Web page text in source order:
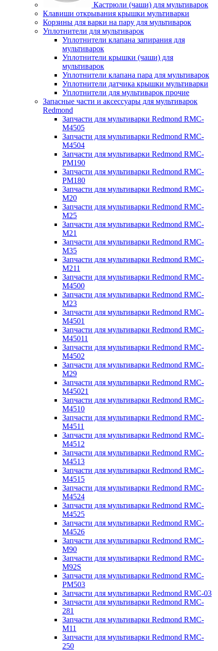
Кастрюли (чаши) для мультиварок
Клавиши открывания крышки мультиварки
Корзины для варки на пару для мультиварок
Уплотнители для мультиварок
Уплотнители клапана запирания для
мультиварок
Уплотнители крышки (чаши) для
мультиварок
Уплотнители клапана пара для мультиварок
Уплотнители датчика крышки мультиварки
Уплотнители для мультиварок прочие
Запасные части и аксессуары для мультиварок
Redmond
Запчасти для мультиварки Redmond RMC-
M4505
Запчасти для мультиварки Redmond RMC-
M4504
Запчасти для мультиварки Redmond RMC-
PM190
Запчасти для мультиварки Redmond RMC-
PM180
Запчасти для мультиварки Redmond RMC-
M20
Запчасти для мультиварки Redmond RMC-
M25
Запчасти для мультиварки Redmond RMC-
M21
Запчасти для мультиварки Redmond RMC-
M35
Запчасти для мультиварки Redmond RMC-
M211
Запчасти для мультиварки Redmond RMC-
M4500
Запчасти для мультиварки Redmond RMC-
M23
Запчасти для мультиварки Redmond RMC-
M4501
Запчасти для мультиварки Redmond RMC-
M45011
Запчасти для мультиварки Redmond RMC-
M4502
Запчасти для мультиварки Redmond RMC-
M29
Запчасти для мультиварки Redmond RMC-
M45021
Запчасти для мультиварки Redmond RMC-
M4510
Запчасти для мультиварки Redmond RMC-
M4511
Запчасти для мультиварки Redmond RMC-
M4512
Запчасти для мультиварки Redmond RMC-
M4513
Запчасти для мультиварки Redmond RMC-
M4515
Запчасти для мультиварки Redmond RMC-
M4524
Запчасти для мультиварки Redmond RMC-
M4525
Запчасти для мультиварки Redmond RMC-
M4526
Запчасти для мультиварки Redmond RMC-
M90
Запчасти для мультиварки Redmond RMC-
M92S
Запчасти для мультиварки Redmond RMC-
PM503
Запчасти для мультиварки Redmond RMC-03
Запчасти для мультиварки Redmond RMC-
281
Запчасти для мультиварки Redmond RMC-
M11
Запчасти для мультиварки Redmond RMC-
250